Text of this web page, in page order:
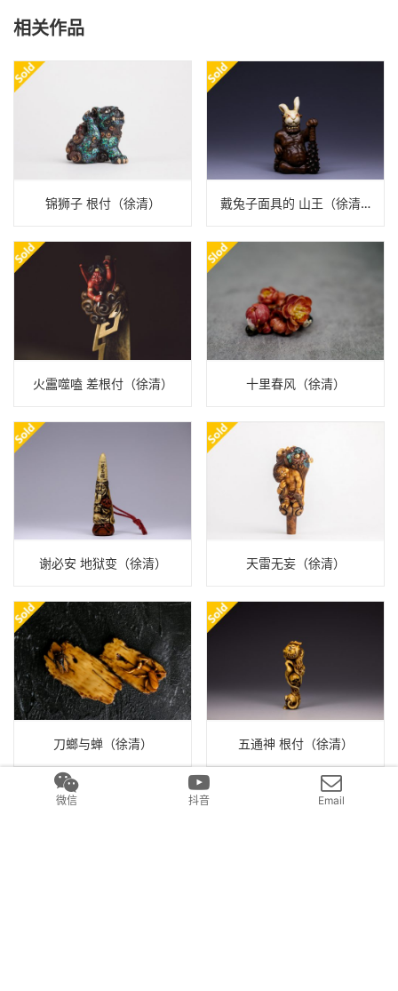
相关作品
锦狮子 根付（徐清） 戴兔子面具的 山王（徐清）
火靁噬嗑 差根付（徐清） 十里春风（徐清）
谢必安 地狱变（徐清） 天雷无妄（徐清）
刀螂与蝉（徐清） 五通神 根付（徐清）
微信 抖音 Email